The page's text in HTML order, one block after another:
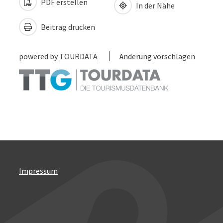
Beitrag drucken
In der Nähe
powered by TOURDATA Änderung vorschlagen
Impressum